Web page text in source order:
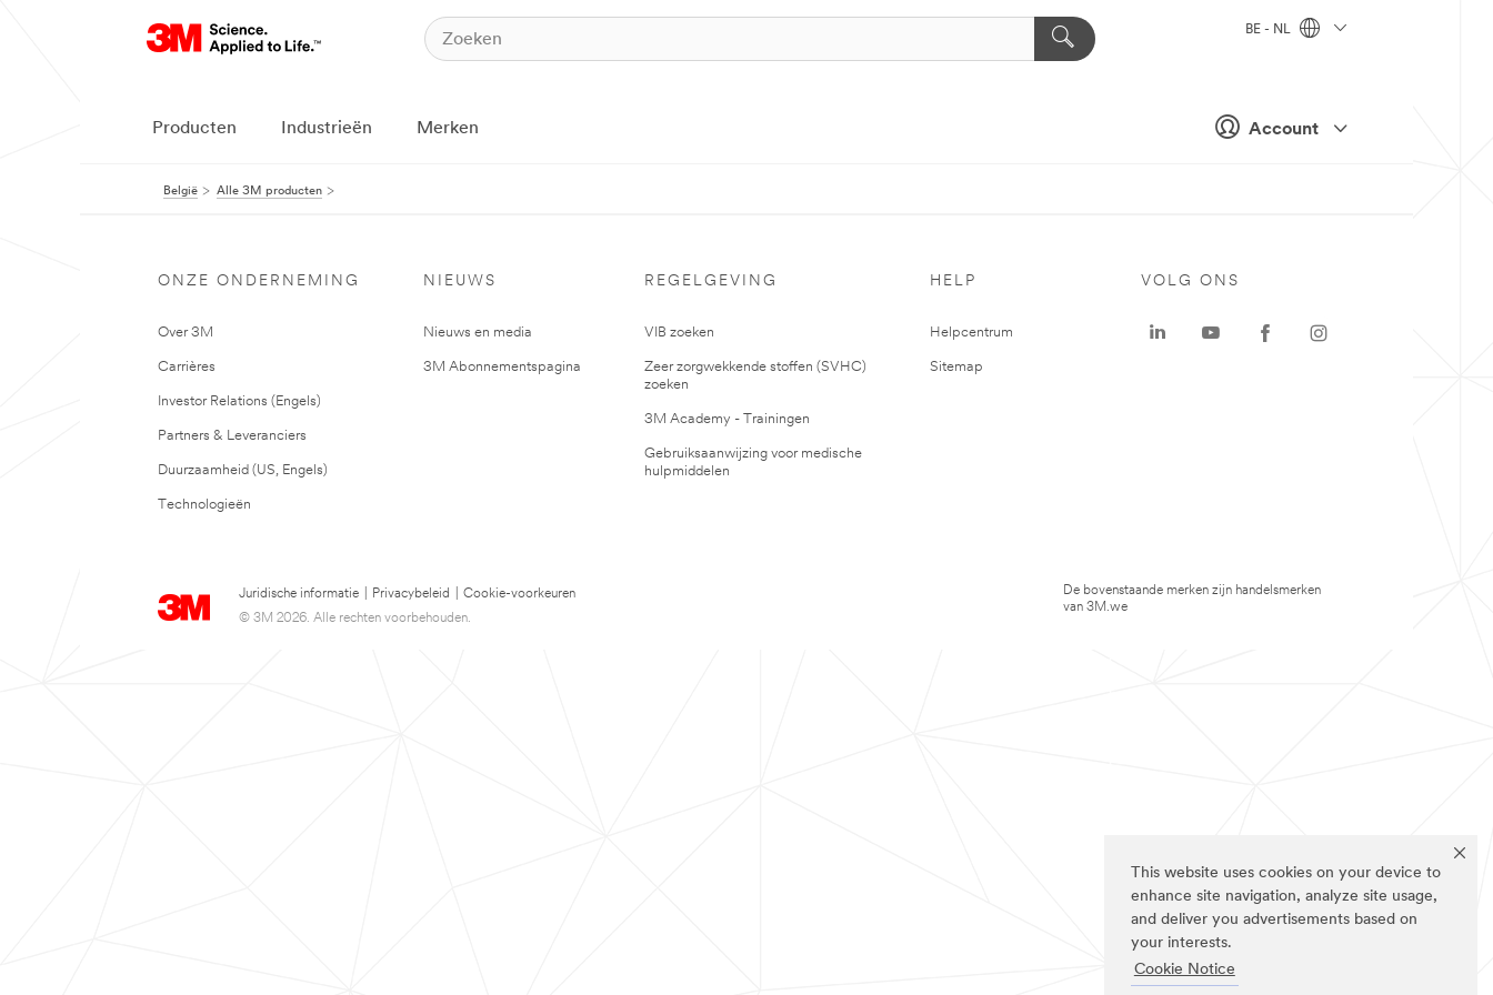
This website uses cookies on your device to
enhance site navigation, analyze site usage,
and deliver you advertisements based on
your interests.
Cookie Notice
Account
BE - NL
Producten Industrieën Merken
België Alle 3M producten
ONZE ONDERNEMING
Over 3M
Carrières
Investor Relations (Engels)
Partners & Leveranciers
Duurzaamheid (US, Engels)
Technologieën
NIEUWS
Nieuws en media
3M Abonnementspagina
REGELGEVING
VIB zoeken
Zeer zorgwekkende stoffen (SVHC)
zoeken
3M Academy - Trainingen
Gebruiksaanwijzing voor medische
hulpmiddelen
HELP
Helpcentrum
Sitemap
Juridische informatie Privacybeleid
Cookie-voorkeuren
© 3M 2026. Alle rechten voorbehouden.
VOLG ONS
De bovenstaande merken zijn handelsmerken
van 3M.we